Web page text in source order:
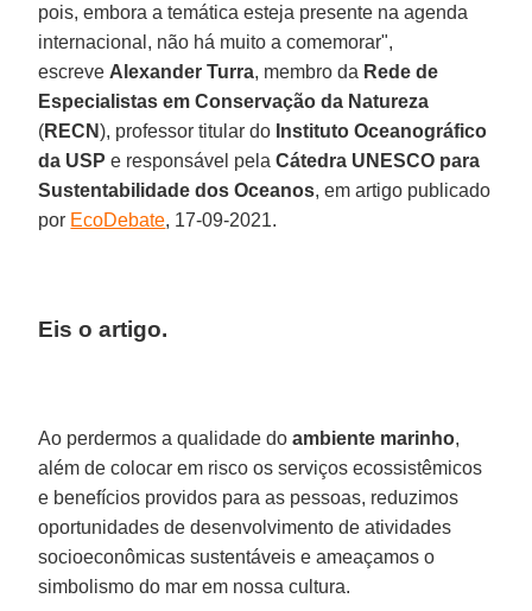
pois, embora a temática esteja presente na agenda
internacional, não há muito a comemorar",
escreve Alexander Turra, membro da Rede de
Especialistas em Conservação da Natureza
(RECN), professor titular do Instituto Oceanográfico
da USP e responsável pelaCátedra UNESCO para
Sustentabilidade dos Oceanos, em artigo publicado
por EcoDebate, 17-09-2021.
Eis o artigo.
Ao perdermos a qualidade doambiente marinho,
além de colocar em risco os serviços ecossistêmicos
e benefícios providos para as pessoas, reduzimos
oportunidades de desenvolvimento de atividades
socioeconômicas sustentáveis e ameaçamos o
simbolismo do mar em nossa cultura.